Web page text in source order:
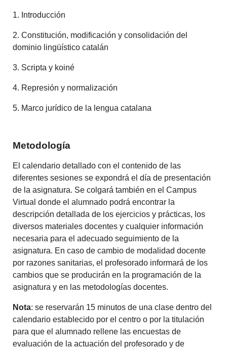
1. Introducción
2. Constitución, modificación y consolidación del
dominio lingüístico catalán
3. Scripta y koiné
4. Represión y normalización
5. Marco jurídico de la lengua catalana
Metodología
El calendario detallado con el contenido de las
diferentes sesiones se expondrá el día de presentación
de la asignatura. Se colgará también en el Campus
Virtual donde el alumnado podrá encontrar la
descripción detallada de los ejercicios y prácticas, los
diversos materiales docentes y cualquier información
necesaria para el adecuado seguimiento de la
asignatura. En caso de cambio de modalidad docente
por razones sanitarias, el profesorado informará de los
cambios que se producirán en la programación de la
asignatura y en las metodologías docentes.
Nota: se reservarán 15 minutos de una clase dentro del
calendario establecido por el centro o por la titulación
para que el alumnado rellene las encuestas de
evaluación de la actuación del profesorado y de